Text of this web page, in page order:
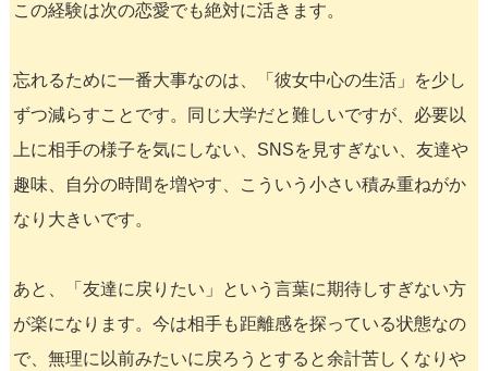
この経験は次の恋愛でも絶対に活きます。
忘れるために一番大事なのは、「彼女中心の生活」を少し
ずつ減らすことです。同じ大学だと難しいですが、必要以
上に相手の様子を気にしない、SNSを見すぎない、友達や
趣味、自分の時間を増やす、こういう小さい積み重ねがか
なり大きいです。
あと、「友達に戻りたい」という言葉に期待しすぎない方
が楽になります。今は相手も距離感を探っている状態なの
で、無理に以前みたいに戻ろうとすると余計苦しくなりや